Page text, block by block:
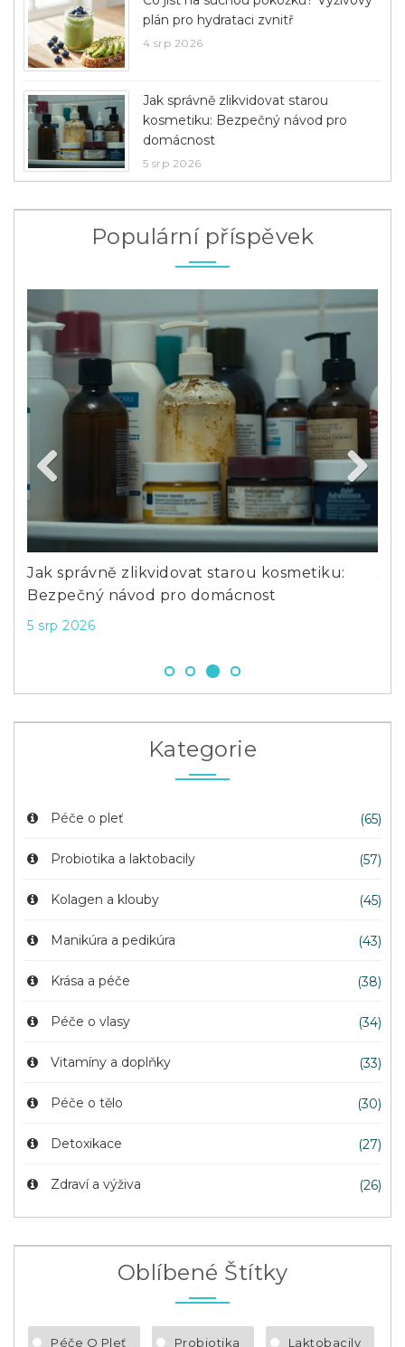
plán pro hydrataci zvnitř
4 srp 2026
Jak správně zlikvidovat starou
kosmetiku: Bezpečný návod pro
domácnost
5 srp 2026
Populární příspěvek
Jak správně zlikvidovat starou kosmetiku:
Bezpečný návod pro domácnost
5 srp 2026
Next
Kategorie
Péče o pleť (65)
Probiotika a laktobacily (57)
Kolagen a klouby (45)
Manikúra a pedikúra (43)
Krása a péče (38)
Péče o vlasy (34)
Vitamíny a doplňky (33)
Péče o tělo (30)
Detoxikace (27)
Zdraví a výživa (26)
Oblíbené Štítky
Péče O Pleť Probiotika Laktobacily